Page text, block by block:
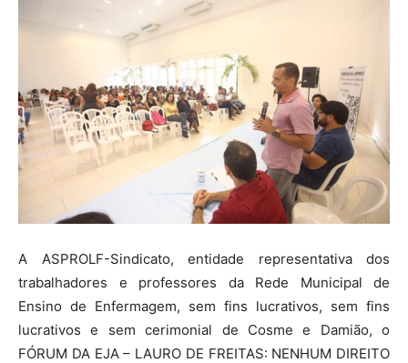
A ASPROLF-Sindicato, entidade representativa dos
trabalhadores e professores da Rede Municipal de
Ensino de Enfermagem, sem fins lucrativos, sem fins
lucrativos e sem cerimonial de Cosme e Damião, o
FÓRUM DA EJA – LAURO DE FREITAS: NENHUM DIREITO